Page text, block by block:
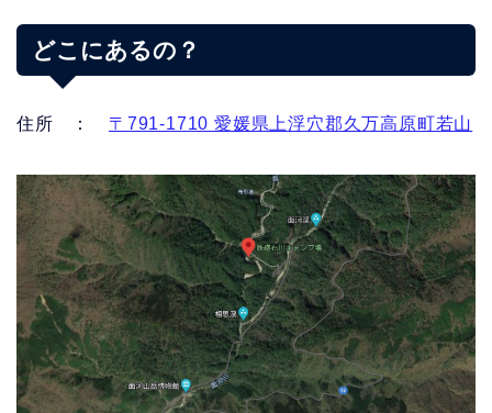
どこにあるの？
住所 ： 〒791-1710 愛媛県上浮穴郡久万高原町若山